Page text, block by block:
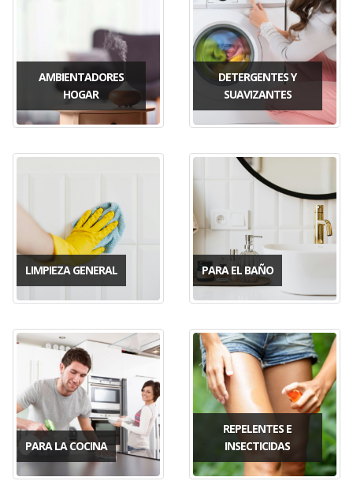
AMBIENTADORES
HOGAR
DETERGENTES Y
SUAVIZANTES
LIMPIEZA GENERAL PARA EL BAÑO
PARA LA COCINA
REPELENTES E
INSECTICIDAS